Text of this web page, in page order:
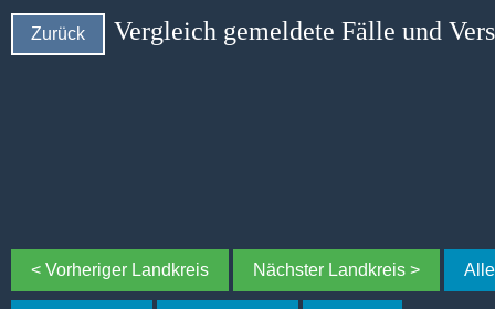
Zurück Vergleich gemeldete Fälle und
< Vorheriger Landkreis Nächster Landkreis >